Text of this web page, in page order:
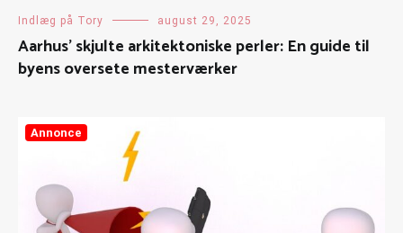
Indlæg på Tory august 29, 2025
Aarhus’ skjulte arkitektoniske perler: En guide til
byens oversete mesterværker
Annonce